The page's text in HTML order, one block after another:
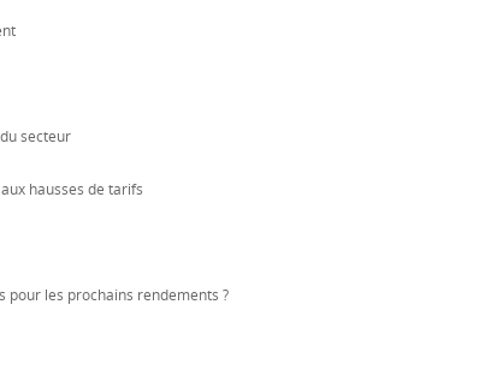
secteur
hausses de tarifs
pour les prochains rendements ?